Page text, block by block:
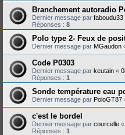
Branchement autoradio
Dernier message par faboudu33
Réponses : 8
Polo type 2- Feux de
Dernier message par MGaudon
Code P0303
Dernier message par keutain «
Réponses : 1
Sonde température eau
Dernier message par PoloGT87
c'est le bordel
Dernier message par courcelle «
Réponses : 1